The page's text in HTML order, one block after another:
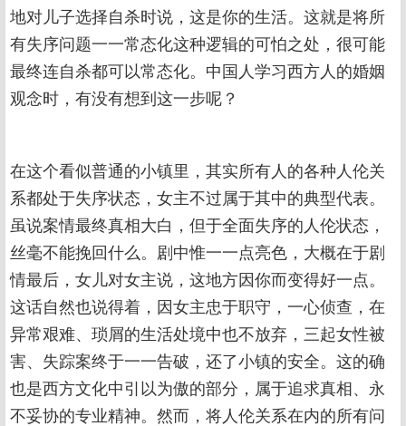
地对儿子选择自杀时说，这是你的生活。这就是将所
有失序问题一一常态化这种逻辑的可怕之处，很可能
最终连自杀都可以常态化。中国人学习西方人的婚姻
观念时，有没有想到这一步呢？
在这个看似普通的小镇里，其实所有人的各种人伦关
系都处于失序状态，女主不过属于其中的典型代表。
虽说案情最终真相大白，但于全面失序的人伦状态，
丝毫不能挽回什么。剧中惟一一点亮色，大概在于剧
情最后，女儿对女主说，这地方因你而变得好一点。
这话自然也说得着，因女主忠于职守，一心侦查，在
异常艰难、琐屑的生活处境中也不放弃，三起女性被
害、失踪案终于一一告破，还了小镇的安全。这的确
也是西方文化中引以为傲的部分，属于追求真相、永
不妥协的专业精神。然而，将人伦关系在内的所有问